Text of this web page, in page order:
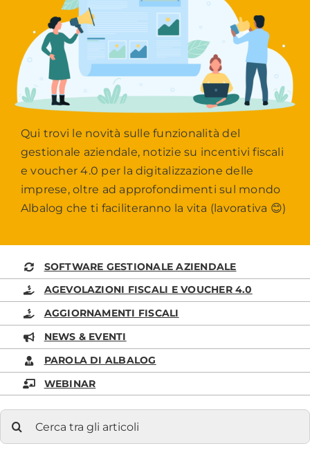
Qui trovi le novità sulle funzionalità del
gestionale aziendale, notizie su incentivi fiscali
e voucher 4.0 per la digitalizzazione delle
imprese, oltre ad approfondimenti sul mondo
Albalog che ti faciliteranno la vita (lavorativa 😊)
SOFTWARE GESTIONALE AZIENDALE
AGEVOLAZIONI FISCALI E VOUCHER 4.0
AGGIORNAMENTI FISCALI
NEWS & EVENTI
PAROLA DI ALBALOG
WEBINAR